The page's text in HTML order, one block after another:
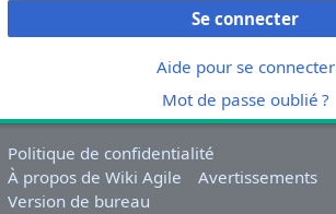
Se connecter
Aide pour se connecter
Mot de passe oublié ?
Politique de confidentialité
À propos de Wiki Agile
Avertissements
Version de bureau